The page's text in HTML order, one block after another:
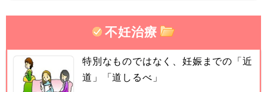
不妊治療
特別なものではなく、妊娠までの「近
道」「道しるべ」